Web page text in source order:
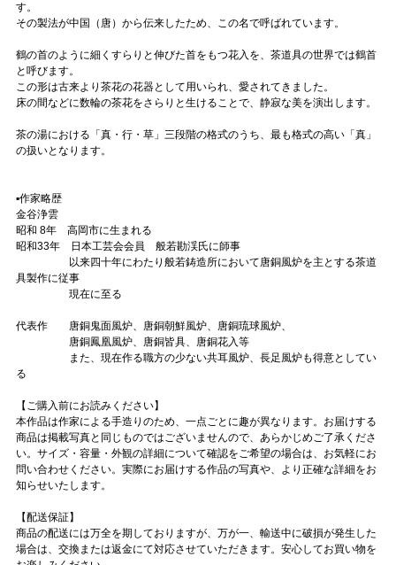
す。
その製法が中国（唐）から伝来したため、この名で呼ばれています。
鶴の首のように細くすらりと伸びた首をもつ花入を、茶道具の世界では鶴首
と呼びます。
この形は古来より茶花の花器として用いられ、愛されてきました。
床の間などに数輪の茶花をさらりと生けることで、静寂な美を演出します。
茶の湯における「真・行・草」三段階の格式のうち、最も格式の高い「真」
の扱いとなります。
▪️作家略歴
金谷浄雲
昭和 8年 高岡市に生まれる
昭和33年 日本工芸会会員 般若勘渓氏に師事
以来四十年にわたり般若鋳造所において唐銅風炉を主とする茶道
具製作に従事
現在に至る
代表作 唐銅鬼面風炉、唐銅朝鮮風炉、唐銅琉球風炉、
唐銅鳳凰風炉、唐銅皆具、唐銅花入等
また、現在作る職方の少ない共耳風炉、長足風炉も得意としてい
る
【ご購入前にお読みください】
本作品は作家による手造りのため、一点ごとに趣が異なります。お届けする
商品は掲載写真と同じものではございませんので、あらかじめご了承くださ
い。サイズ・容量・外観の詳細について確認をご希望の場合は、お気軽にお
問い合わせください。実際にお届けする作品の写真や、より正確な詳細をお
知らせいたします。
【配送保証】
商品の配送には万全を期しておりますが、万が一、輸送中に破損が発生した
場合は、交換または返金にて対応させていただきます。安心してお買い物を